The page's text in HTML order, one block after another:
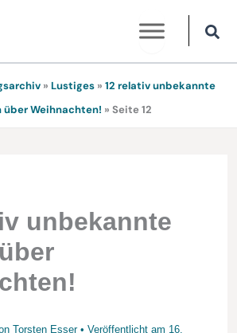
» Lustiges» 12 relativ unbekannte
über Weihnachten! » Seite 12
unbekannte
Torsten Esser • Veröffentlicht am 16.